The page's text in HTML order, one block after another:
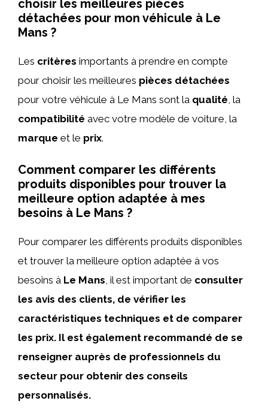
choisir les meilleures pièces
détachées pour mon véhicule à Le
Mans ?
Les critères importants à prendre en compte
pour choisir les meilleures pièces détachées
pour votre véhicule à Le Mans sont la qualité , la
compatibilité avec votre modèle de voiture, la
marque et le prix.
Comment comparer les différents
produits disponibles pour trouver la
meilleure option adaptée à mes
besoins à Le Mans ?
Pour comparer les différents produits disponibles
et trouver la meilleure option adaptée à vos
besoins à Le Mans, il est important de consulter
les avis des clients, de vérifier les
caractéristiques techniques et de comparer
les prix. Il est également recommandé de se
renseigner auprès de professionnels du
secteur pour obtenir des conseils
personnalisés.